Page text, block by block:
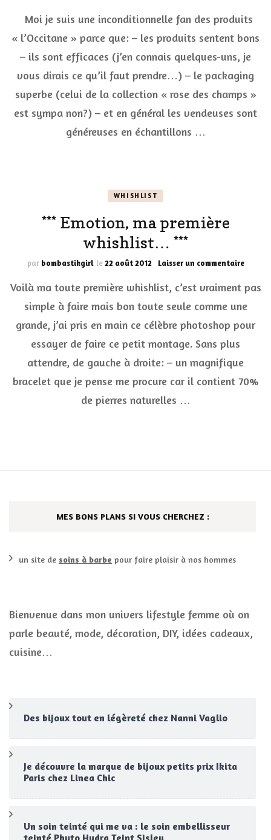
***
Moi je suis une inconditionnelle fan des produits
« l’Occitane » parce que: – les produits sentent bons
– ils sont efficaces (j’en connais quelques-uns, je
vous dirais ce qu’il faut prendre…) – le packaging
superbe (celui de la collection « rose des champs »
est sympa non?) – et en général les vendeuses sont
généreuses en échantillons …
WHISHLIST
*** Emotion, ma première
whishlist… ***
par bombastikgirl le22 août 2012 Laisser un commentairesur
Voilà ma toute première whishlist, c’est vraiment pas
simple à faire mais bon toute seule comme une
grande, j’ai pris en main ce célèbre photoshop pour
essayer de faire ce petit montage. Sans plus
attendre, de gauche à droite: – un magnifique
bracelet que je pense me procure car il contient 70%
de pierres naturelles …
MES BONS PLANS SI VOUS CHERCHEZ :
un site de soins à barbe pour faire plaisir à nos hommes
Bienvenue dans mon univers lifestyle femme où on
parle beauté, mode, décoration, DIY, idées cadeaux,
cuisine…
Des bijoux tout en légèreté chez Nanni Vaglio
Je découvre la marque de bijoux petits prix Ikita
Paris chez Linea Chic
Un soin teinté qui me va : le soin embellisseur
teinté Phyto Hydra Teint Sisley